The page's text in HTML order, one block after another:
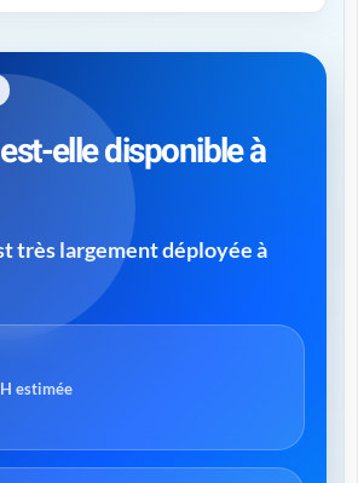
elle disponible à
très largement déployée à
estimée